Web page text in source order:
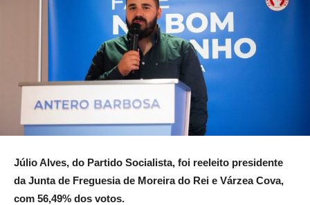
Júlio Alves, do Partido Socialista, foi reeleito presidente
da Junta de Freguesia de Moreira do Rei e Várzea Cova,
com 56,49% dos votos.